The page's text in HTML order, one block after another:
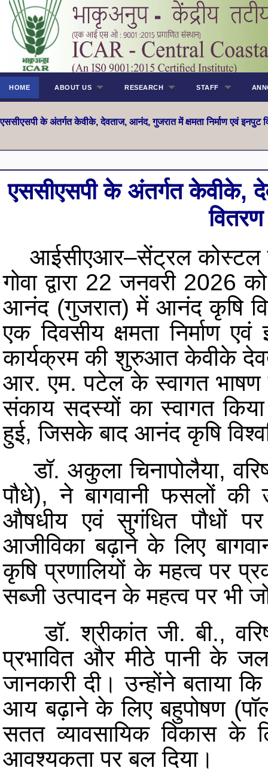
HOME ABOUT US RESEARCH STAFF
एससीएसपी के अंतर्गत केवीके, देवताज, आनंद, गुजरात में क्षमता निर्माण एवं
एससीएसपी के अंतर्गत केवीके,
आईसीएआर–सेंट्रल कोस्टल
गोवा द्वारा 22 जनवरी 2026
आनंद (गुजरात) में आनंद कृषि
एक दिवसीय क्षमता निर्माण
कार्यक्रम की शुरुआत केवीके
आर. एम. पटेल के स्वागत भाषण से
संकाय सदस्यों का स्वागत
हुई, जिसके बाद आनंद कृषि
डॉ. अकुला चिनापोलैया,
पौधे), ने बागवानी फसलों की
औषधीय एवं सुगंधित पौधों पर
आजीविका बढ़ाने के लिए
कृषि प्रणालियों के महत्व पर
सब्जी उत्पादन के महत्व पर भी
डॉ. श्रीकांत जी. बी.,
प्रभावित और मीठे पानी के
जानकारी दी। उन्होंने बताया
आय बढ़ाने के लिए बहुपोषण
सतत व्यावसायिक विकास के
आवश्यकता पर बल दिया।